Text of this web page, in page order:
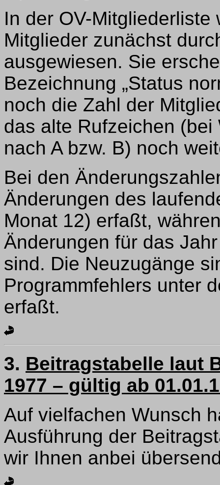
In der OV-
Mitglieder zunächst
ausgewiesen. Sie
Bezeichnung „Status
noch die Zahl der
das alte Rufzeichen
nach A bzw. B) noch
Bei den
Änderungen des
Monat 12) erfaßt,
Änderungen für das
sind. Die Neuzugänge
Programmfehlers unter
erfaßt.
3. Beitragstabelle laut
1977 – gültig ab
Auf vielfachen Wunsch
Ausführung der
wir Ihnen anbei